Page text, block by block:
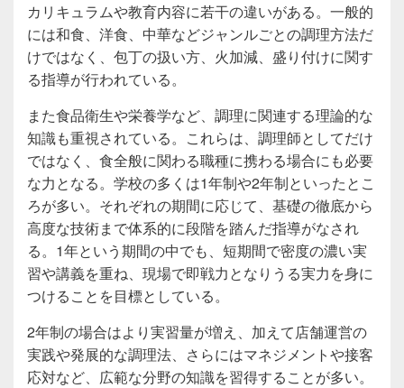
カリキュラムや教育内容に若干の違いがある。一般的
には和食、洋食、中華などジャンルごとの調理方法だ
けではなく、包丁の扱い方、火加減、盛り付けに関す
る指導が行われている。
また食品衛生や栄養学など、調理に関連する理論的な
知識も重視されている。これらは、調理師としてだけ
ではなく、食全般に関わる職種に携わる場合にも必要
な力となる。学校の多くは1年制や2年制といったとこ
ろが多い。それぞれの期間に応じて、基礎の徹底から
高度な技術まで体系的に段階を踏んだ指導がなされ
る。1年という期間の中でも、短期間で密度の濃い実
習や講義を重ね、現場で即戦力となりうる実力を身に
つけることを目標としている。
2年制の場合はより実習量が増え、加えて店舗運営の
実践や発展的な調理法、さらにはマネジメントや接客
応対など、広範な分野の知識を習得することが多い。